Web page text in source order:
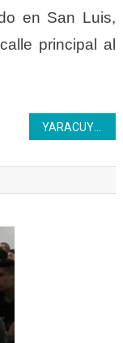
en San Luis,
principal al
YARACUY | Aprendices Inces realizan visita pedagógica guiada en el hotel Antigua Misión